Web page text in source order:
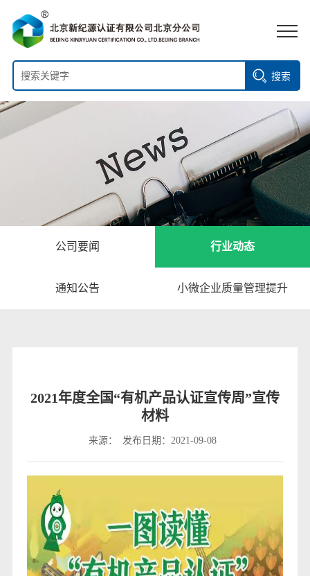
搜索
公司要闻 行业动态
通知公告 小微企业质量管理提升
2021年度全国“有机产品认证宣传周”宣传
材料
来源： 发布日期：2021-09-08